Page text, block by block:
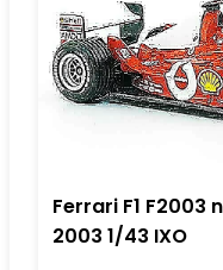
Ferrari F1 F2003
2003 1/43 IXO